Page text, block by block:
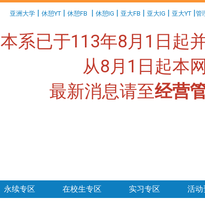
亚洲大学 | 休憩YT | 休憩FB | 休憩IG | 亚大FB | 亚大IG | 亚大YT |管
本系已于113年8月1日起
从8月1日起本
最新消息请至经营
永续专区 在校生专区 实习专区 活动